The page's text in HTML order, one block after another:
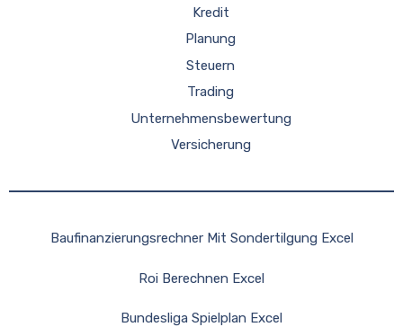
Kredit
Planung
Steuern
Trading
Unternehmensbewertung
Versicherung
Baufinanzierungsrechner Mit Sondertilgung Excel
Roi Berechnen Excel
Bundesliga Spielplan Excel